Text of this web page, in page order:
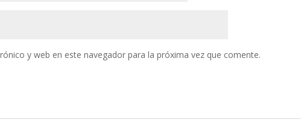
y web en este navegador para la próxima vez que comente.